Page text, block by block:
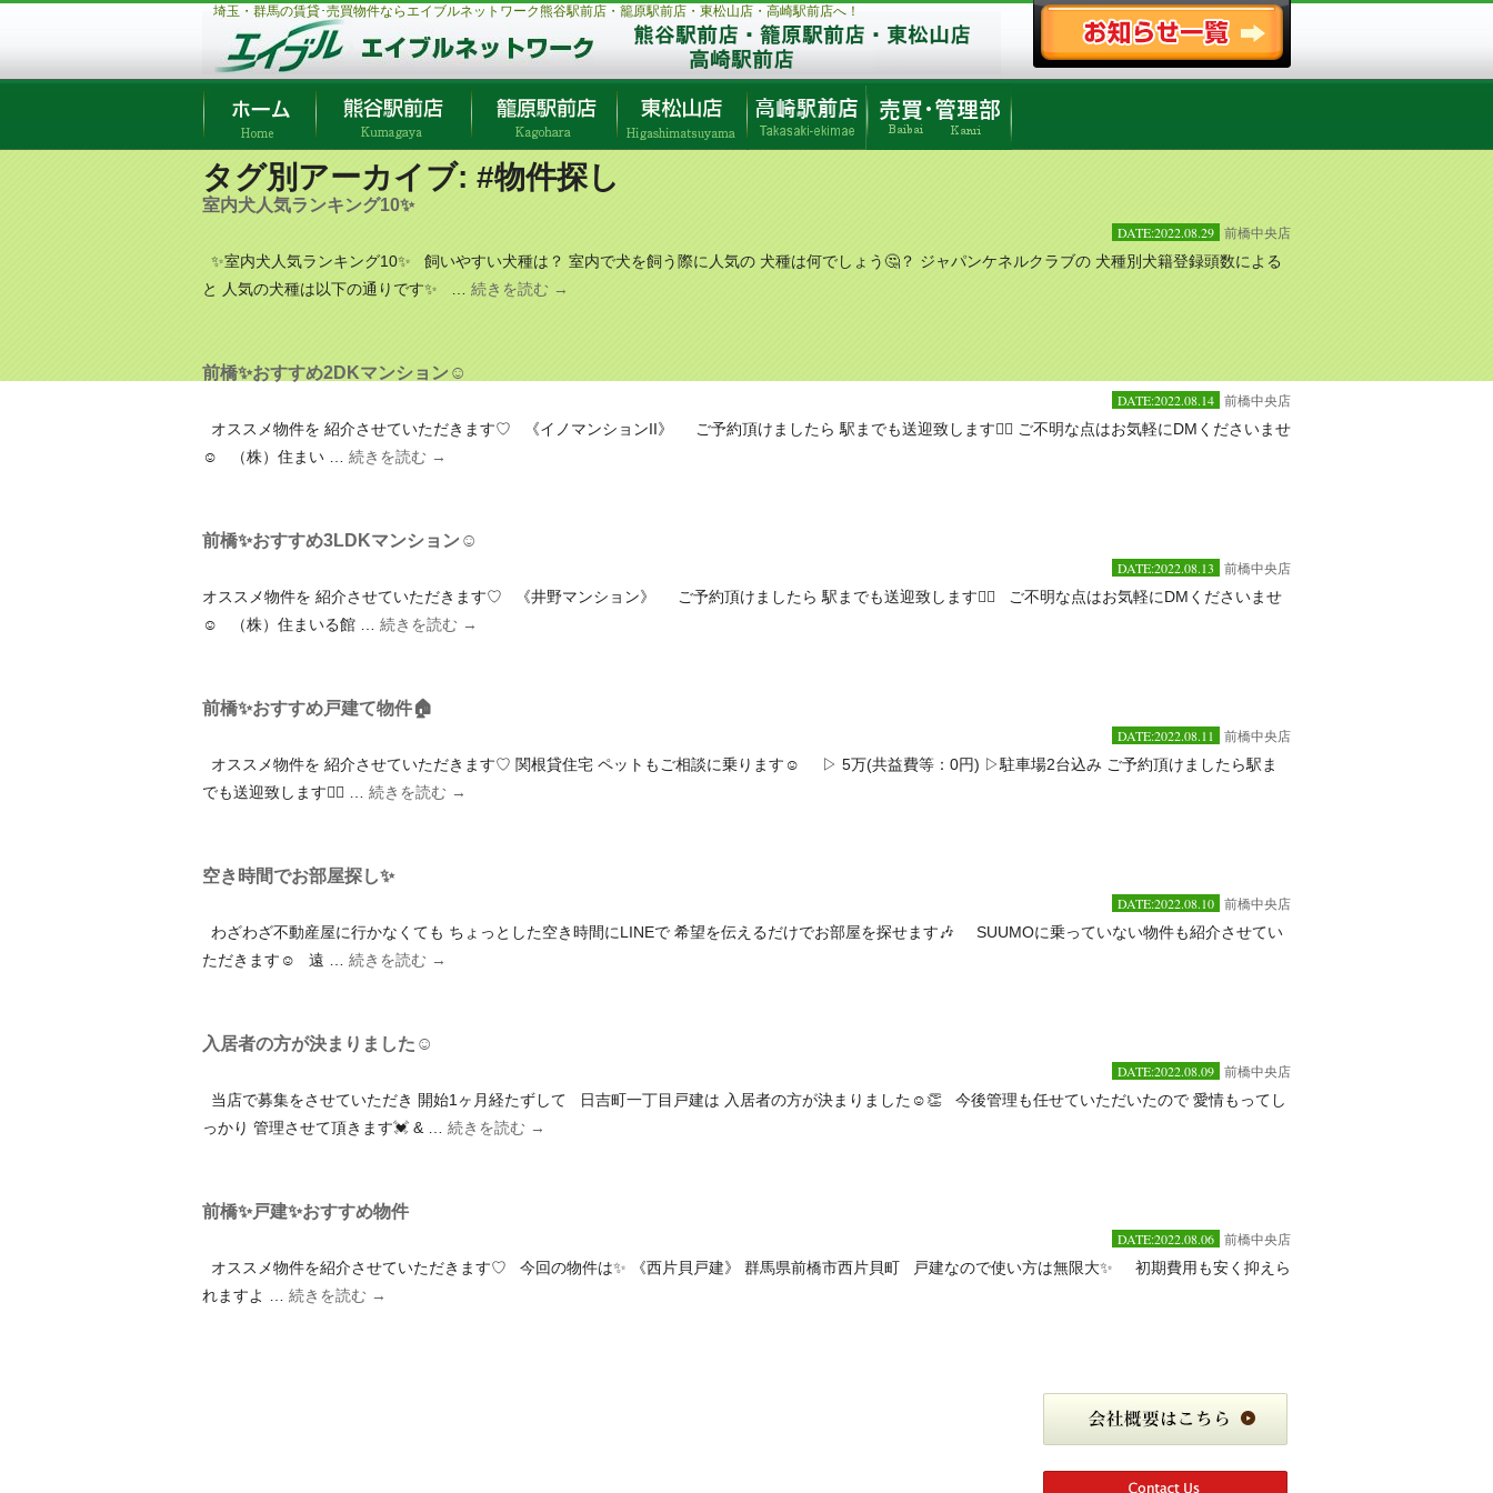
埼玉・群馬の賃貸･売買物件ならエイブルネットワーク熊谷駅前店・籠原駅前店・東松山店・高崎駅前店へ！
タグ別アーカイブ: #物件探し
室内犬人気ランキング10✨
DATE:2022.08.29 前橋中央店
✨室内犬人気ランキング10✨ 飼いやすい犬種は？ 室内で犬を飼う際に人気の 犬種は何でしょう🤔？ ジャパンケネルクラブの 犬種別犬籍登録頭数による
と 人気の犬種は以下の通りです✨ … 続きを読む →
前橋✨おすすめ2DKマンション☺️
DATE:2022.08.14 前橋中央店
オススメ物件を 紹介させていただきます♡ 《イノマンションII》 ご予約頂けましたら 駅までも送迎致します🙇‍♀️ ご不明な点はお気軽にDMくださいませ
☺️ （株）住まい … 続きを読む →
前橋✨おすすめ3LDKマンション☺️
DATE:2022.08.13 前橋中央店
オススメ物件を 紹介させていただきます♡ 《井野マンション》 ご予約頂けましたら 駅までも送迎致します🙇‍♀️ ご不明な点はお気軽にDMくださいませ
☺️ （株）住まいる館 … 続きを読む →
前橋✨おすすめ戸建て物件🏠
DATE:2022.08.11 前橋中央店
オススメ物件を 紹介させていただきます♡ 関根貸住宅 ペットもご相談に乗ります☺️ ▷ 5万(共益費等：0円) ▷駐車場2台込み ご予約頂けましたら駅ま
でも送迎致します🙇‍♀️ … 続きを読む →
空き時間でお部屋探し✨
DATE:2022.08.10 前橋中央店
わざわざ不動産屋に行かなくても ちょっとした空き時間にLINEで 希望を伝えるだけでお部屋を探せます🎶 SUUMOに乗っていない物件も紹介させてい
ただきます☺️ 遠 … 続きを読む →
入居者の方が決まりました☺
DATE:2022.08.09 前橋中央店
当店で募集をさせていただき 開始1ヶ月経たずして 日吉町一丁目戸建は 入居者の方が決まりました☺️👏 今後管理も任せていただいたので 愛情もってし
っかり 管理させて頂きます💓 & … 続きを読む →
前橋✨戸建✨おすすめ物件
DATE:2022.08.06 前橋中央店
オススメ物件を紹介させていただきます♡ 今回の物件は✨ 《西片貝戸建》 群馬県前橋市西片貝町 戸建なので使い方は無限大✨ 初期費用も安く抑えら
れますよ … 続きを読む →